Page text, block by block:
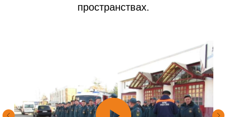
пространствах.